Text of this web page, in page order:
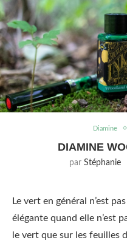
Diamine
DIAMINE
par Stéphanie
Le vert en général n’est
élégante quand elle n’est
le vert que sur les feuilles